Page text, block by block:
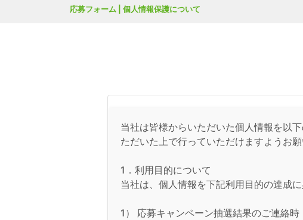
応募フォーム | 個人情報保護について
当社は皆様からいただいた個人情報を以
ただいた上で行っていただけますようお願
1．利用目的について
当社は、個人情報を下記利用目的の達成
1） 応募キャンペーン抽選結果のご連絡時